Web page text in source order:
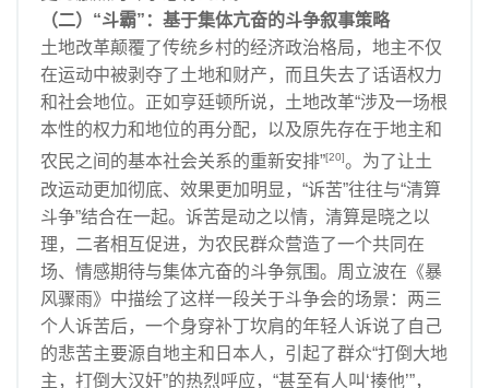
（二）“斗霸”：基于集体亢奋的斗争叙事策略
土地改革颠覆了传统乡村的经济政治格局，地主不仅
在运动中被剥夺了土地和财产，而且失去了话语权力
和社会地位。正如亨廷顿所说，土地改革“涉及一场根
本性的权力和地位的再分配，以及原先存在于地主和
农民之间的基本社会关系的重新安排”[20]。为了让土
改运动更加彻底、效果更加明显，“诉苦”往往与“清算
斗争”结合在一起。诉苦是动之以情，清算是晓之以
理，二者相互促进，为农民群众营造了一个共同在
场、情感期待与集体亢奋的斗争氛围。周立波在《暴
风骤雨》中描绘了这样一段关于斗争会的场景：两三
个人诉苦后，一个身穿补丁坎肩的年轻人诉说了自己
的悲苦主要源自地主和日本人，引起了群众“打倒大地
主，打倒大汉奸”的热烈呼应，“甚至有人叫‘揍他’”，